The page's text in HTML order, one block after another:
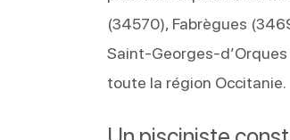
(34570), Fabrègues
toute la région Occitanie.